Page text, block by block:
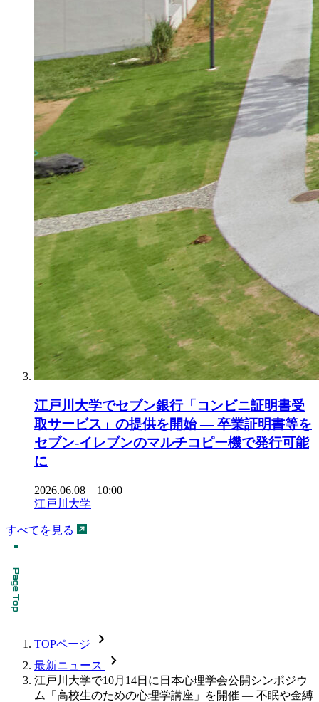
江戸川大学でセブン銀行「コンビニ証明書受
取サービス」の提供を開始 ― 卒業証明書等を
セブン-イレブンのマルチコピー機で発行可能
に
2026.06.08 10:00
江戸川大学
すべてを見る
TOPページ chevron_forward
最新ニュース chevron_forward
江戸川大学で10月14日に日本心理学会公開シンポジウ
ム「高校生のための心理学講座」を開催 — 不眠や金縛